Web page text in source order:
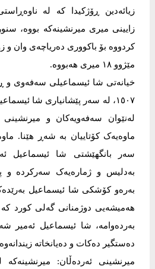
زیائەدین ڕۆژکیدا کە لە
زایینی میری میرنشینەکە بووە،
کردووە بۆ باکووری دەریاچەی وان و
مێژوو ١٨ میری هەبووە.
خیانەتی شا ئیسماعیلی سەفەوی و
١٥٠٧، لە سەر پێشانیاری شا
لەنێوان سەفەویەکان و میرنشینی
ماوەیەک کۆتاییان بە شەڕ هێنا.
سەر بانگهێشتی شا ئیسماعیل
بەدلیس و ژمارەیەک سەرکردە و
بەرەو کۆشکی شا ئیسماعیل
هەمیشەیی دوژمنانی گەلی کورد
بەردەوامە، شا ئیسماعیل ئەمیر
دەستگیر دەکات و دەیانخاتە
میرنشینی ئەردەڵان: میرنشینەکە